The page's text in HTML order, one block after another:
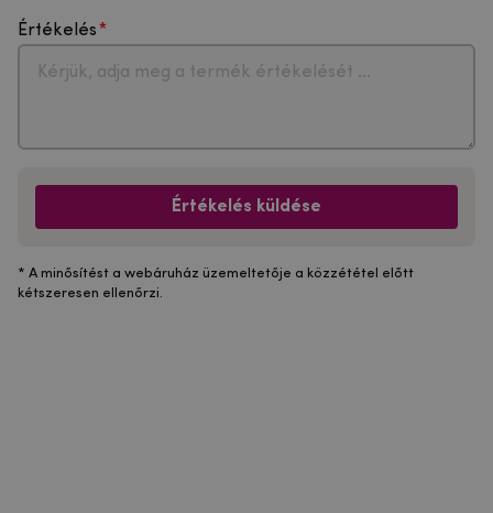
Értékelés
Értékelés küldése
* A minősítést a webáruház üzemeltetője a közzététel előtt
kétszeresen ellenőrzi.